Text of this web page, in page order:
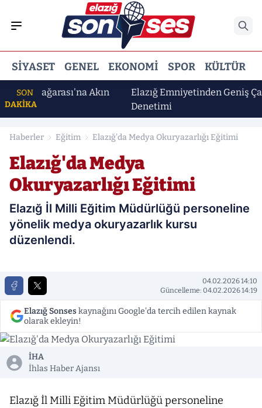
SIYASET GENEL EKONOMI SPOR KÜLTÜR
SON
DAKİKA
Mağarası'na Akın
Elazığ Emniyetinden Geniş Çaplı
Denetimi
Haberler Eğitim Elazığ'da Medya Okuryazarlığı Eğitimi
Elazığ'da Medya
Okuryazarlığı Eğitimi
Elazığ İl Milli Eğitim Müdürlüğü personeline
yönelik medya okuryazarlık kursu
düzenlendi.
04.02.2026 14:10
Güncelleme: 04.02.2026 14:19
Elazığ Sonseskaynağını Google'da tercih edilen kaynak
olarak ekleyin!
İHA
İhlas Haber Ajansı
Elazığ İl Milli Eğitim Müdürlüğü personeline